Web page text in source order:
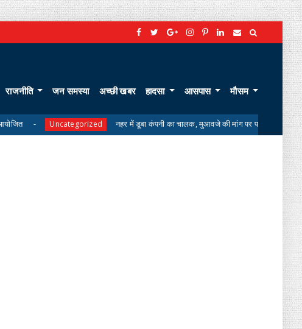
राजनीति जन समस्या अच्छी खबर हादसा आसपास मौसम
नहर में डूबा कंपनी का चालक, मुआवजे की मांग पर परिजनों का शव लेने से इनकार